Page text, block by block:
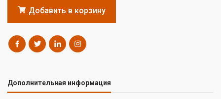
Добавить в корзину
Дополнительная информация